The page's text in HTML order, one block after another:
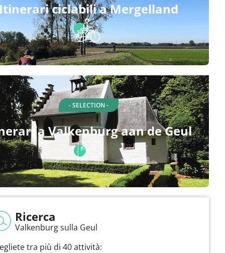
ciclabili a Mergelland
- SELECTION -
a Valkenburg aan de Geul
Ricerca
Valkenburg sulla Geul
tra più di 40 attività: